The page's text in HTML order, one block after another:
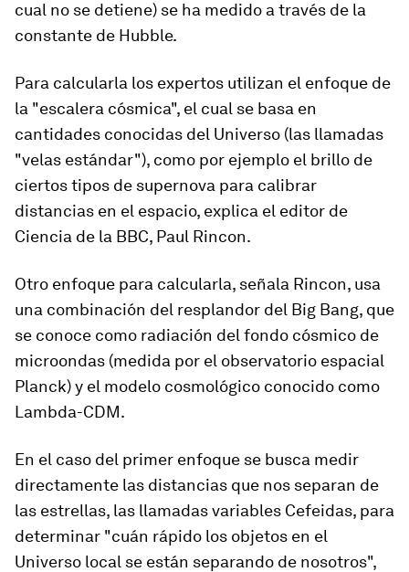
cual no se detiene) se ha medido a través de la
constante de Hubble.
Para calcularla los expertos utilizan el enfoque de
la "escalera cósmica", el cual se basa en
cantidades conocidas del Universo (las llamadas
"velas estándar"), como por ejemplo el brillo de
ciertos tipos de supernova para calibrar
distancias en el espacio, explica el editor de
Ciencia de la BBC, Paul Rincon.
Otro enfoque para calcularla, señala Rincon, usa
una combinación del resplandor del Big Bang, que
se conoce como radiación del fondo cósmico de
microondas (medida por el observatorio espacial
Planck) y el modelo cosmológico conocido como
Lambda-CDM.
En el caso del primer enfoque se busca medir
directamente las distancias que nos separan de
las estrellas, las llamadas variables Cefeidas, para
determinar "cuán rápido los objetos en el
Universo local se están separando de nosotros",